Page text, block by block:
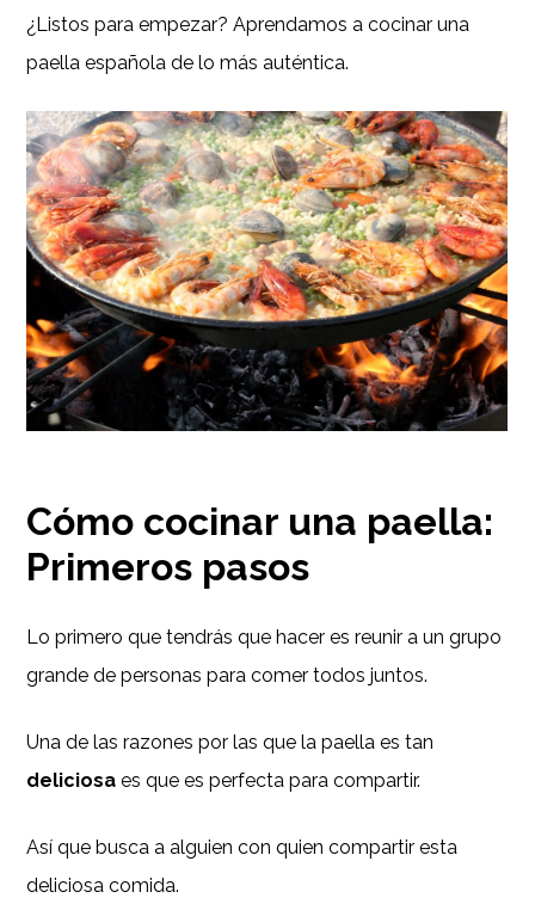
¿Listos para empezar? Aprendamos a cocinar una
paella española de lo más auténtica.
Cómo cocinar una paella:
Primeros pasos
Lo primero que tendrás que hacer es reunir a un grupo
grande de personas para comer todos juntos.
Una de las razones por las que la paella es tan
deliciosa es que es perfecta para compartir.
Así que busca a alguien con quien compartir esta
deliciosa comida.